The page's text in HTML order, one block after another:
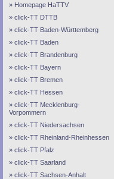
Homepage HaTTV
click-TT DTTB
click-TT Baden-Württemberg
click-TT Baden
click-TT Brandenburg
click-TT Bayern
click-TT Bremen
click-TT Hessen
click-TT Mecklenburg-
Vorpommern
click-TT Niedersachsen
click-TT Rheinland-Rheinhessen
click-TT Pfalz
click-TT Saarland
click-TT Sachsen-Anhalt